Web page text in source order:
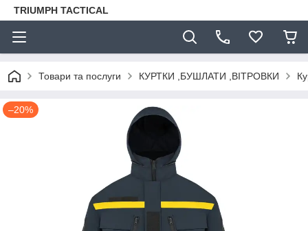
TRIUMPH TACTICAL
Товари та послуги КУРТКИ ,БУШЛАТИ ,ВІТРОВКИ
–20%